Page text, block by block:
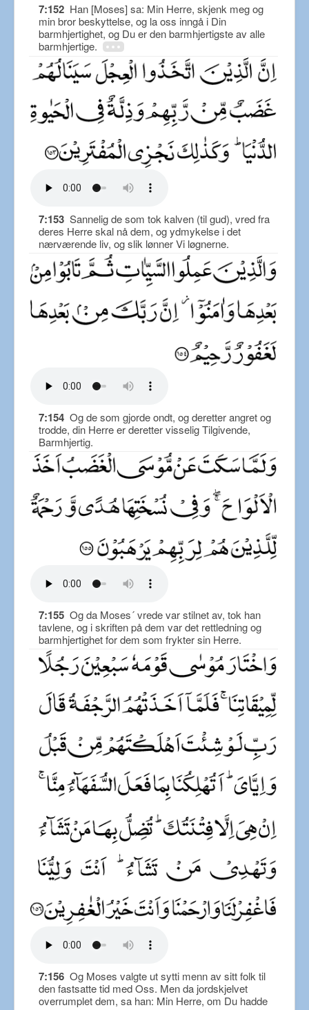
7:152 Han [Moses] sa: Min Herre, skjenk meg og
min bror beskyttelse, og la oss inngå i Din
barmhjertighet, og Du er den barmhjertigste av alle
barmhjertige.
7:153 Sannelig de som tok kalven (til gud), vred fra
deres Herre skal nå dem, og ydmykelse i det
nærværende liv, og slik lønner Vi løgnerne.
7:154 Og de som gjorde ondt, og deretter angret og
trodde, din Herre er deretter visselig Tilgivende,
Barmhjertig.
7:155 Og da Moses´ vrede var stilnet av, tok han
tavlene, og i skriften på dem var det rettledning og
barmhjertighet for dem som frykter sin Herre.
7:156 Og Moses valgte ut sytti menn av sitt folk til
den fastsatte tid med Oss. Men da jordskjelvet
overrumplet dem, sa han: Min Herre, om Du hadde